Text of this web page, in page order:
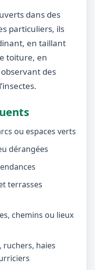
dans des
particuliers, ils
en taillant
toiture, en
des
ou espaces verts
dérangées
terrasses
chemins ou lieux
ruchers, haies